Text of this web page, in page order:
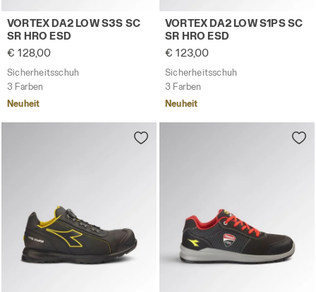
Sicherheitsschuh VORTEX DA2 LOW S3S SC SR HRO
VORTEX DA2 LOW S3S SC
SR HRO ESD
€ 128,00
Sicherheitsschuh
3 Farben
Neuheit
Sicherheitsschuh VORTEX
VORTEX DA2 LOW S1PS SC
SR HRO ESD
€ 123,00
Sicherheitsschuh
3 Farben
Neuheit